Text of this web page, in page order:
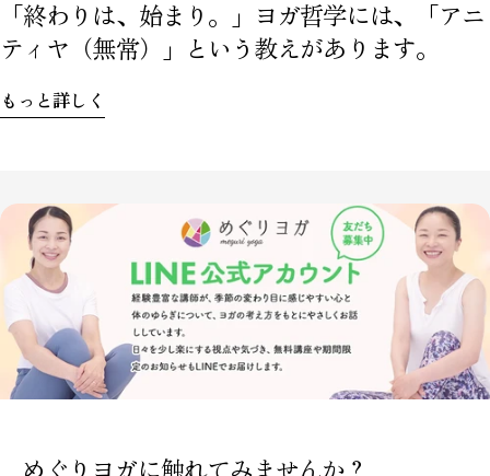
「終わりは、始まり。」ヨガ哲学には、「アニ
ティヤ（無常）」という教えがあります。
もっと詳しく
めぐりヨガに触れてみませんか？